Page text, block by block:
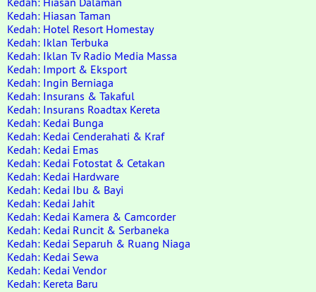
Kedah: Hiasan Taman
Kedah: Hotel Resort Homestay
Kedah: Iklan Terbuka
Kedah: Iklan Tv Radio Media Massa
Kedah: Import & Eksport
Kedah: Ingin Berniaga
Kedah: Insurans & Takaful
Kedah: Insurans Roadtax Kereta
Kedah: Kedai Bunga
Kedah: Kedai Cenderahati & Kraf
Kedah: Kedai Emas
Kedah: Kedai Fotostat & Cetakan
Kedah: Kedai Hardware
Kedah: Kedai Ibu & Bayi
Kedah: Kedai Jahit
Kedah: Kedai Kamera & Camcorder
Kedah: Kedai Runcit & Serbaneka
Kedah: Kedai Separuh & Ruang Niaga
Kedah: Kedai Sewa
Kedah: Kedai Vendor
Kedah: Kereta Baru